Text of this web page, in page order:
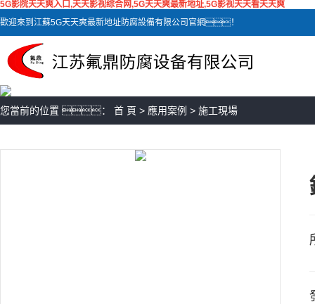
5G影院天天爽入口,天天影视综合网,5G天天爽最新地址,5G影视天天看天天爽
歡迎來到江蘇5G天天爽最新地址防腐設備有限公司官網！
您當前的位置 ： 首 頁 > 應用案例 > 施工現場